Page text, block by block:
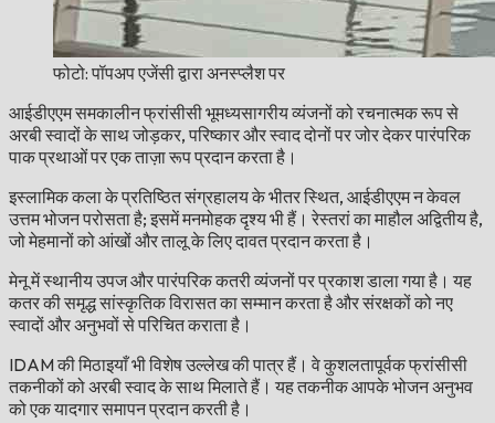
फोटो: पॉपअप एजेंसी द्वारा अनस्प्लैश पर
आईडीएएम समकालीन फ्रांसीसी भूमध्यसागरीय व्यंजनों को रचनात्मक रूप से
अरबी स्वादों के साथ जोड़कर, परिष्कार और स्वाद दोनों पर जोर देकर पारंपरिक
पाक प्रथाओं पर एक ताज़ा रूप प्रदान करता है।
इस्लामिक कला के प्रतिष्ठित संग्रहालय के भीतर स्थित, आईडीएएम न केवल
उत्तम भोजन परोसता है; इसमें मनमोहक दृश्य भी हैं। रेस्तरां का माहौल अद्वितीय है,
जो मेहमानों को आंखों और तालू के लिए दावत प्रदान करता है।
मेनू में स्थानीय उपज और पारंपरिक कतरी व्यंजनों पर प्रकाश डाला गया है। यह
कतर की समृद्ध सांस्कृतिक विरासत का सम्मान करता है और संरक्षकों को नए
स्वादों और अनुभवों से परिचित कराता है।
IDAM की मिठाइयाँ भी विशेष उल्लेख की पात्र हैं। वे कुशलतापूर्वक फ्रांसीसी
तकनीकों को अरबी स्वाद के साथ मिलाते हैं। यह तकनीक आपके भोजन अनुभव
को एक यादगार समापन प्रदान करती है।